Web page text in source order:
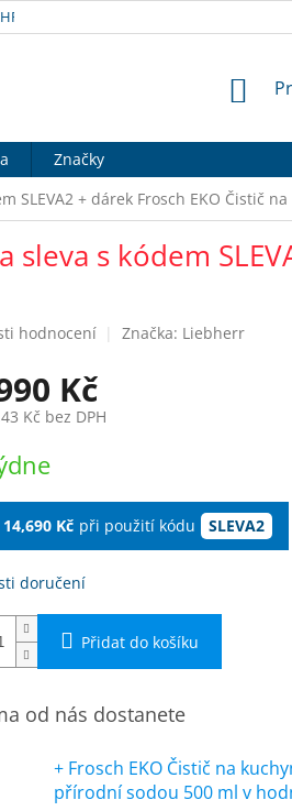
OSOBNÍCH ÚDAJŮ DOPRAVA
Značky
SLEVA2 + dárek Frosch EKO Čistič
sleva s kódem
hodnocení Značka: Liebherr
Kč
Kč bez DPH
14,690 Kč při použití kódu SLEVA2
doručení
Přidat do košíku
od nás dostanete
+ Frosch EKO Čistič na
přírodní sodou 500 ml v